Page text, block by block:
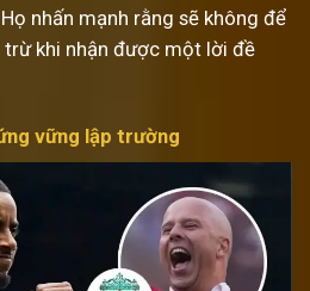
nhấn mạnh rằng sẽ không để
khi nhận được một lời đề
vững lập trường